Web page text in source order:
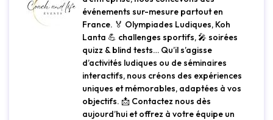
événements sur-mesure partout en
France. 🏅 Olympiades Ludiques, Koh
Lanta 💪 challenges sportifs, 🎤 soirées
quizz & blind tests… Qu’il s’agisse
d’activités ludiques ou de séminaires
interactifs, nous créons des expériences
uniques et mémorables, adaptées à vos
objectifs. 📩 Contactez nous dès
aujourd’hui et offrez à votre équipe un